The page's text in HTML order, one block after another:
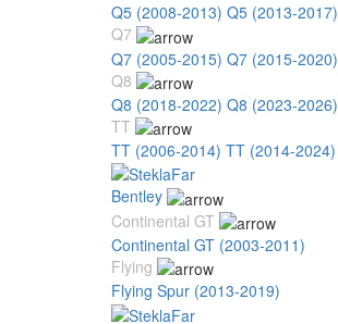
Q5 (2008-2013) Q5 (2013-2017)
Q7
Q7 (2005-2015) Q7 (2015-2020)
Q8
Q8 (2018-2022) Q8 (2023-2026)
TT
TT (2006-2014) TT (2014-2024)
Bentley
Continental GT
Continental GT (2003-2011)
Flying
Flying Spur (2013-2019)